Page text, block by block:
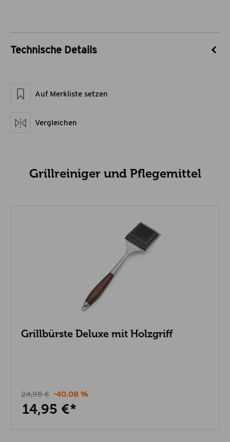
Technische Details
Maße geschlossen LxBxH
Auf Merkliste setzen
Vergleichen
Grillreiniger und Pflegemittel
Grillbürste Deluxe mit Holzgriff
14,95 €*
24,95 € -40.08 %